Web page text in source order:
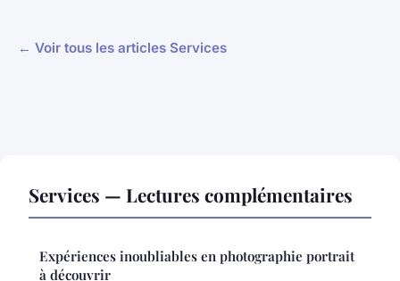
← Voir tous les articles Services
Services — Lectures complémentaires
Expériences inoubliables en photographie portrait
à découvrir